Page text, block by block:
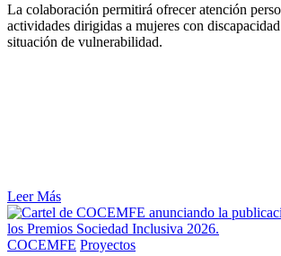
La colaboración permitirá ofrecer atención
actividades dirigidas a mujeres con
situación de vulnerabilidad.
Leer Más
COCEMFE Proyectos